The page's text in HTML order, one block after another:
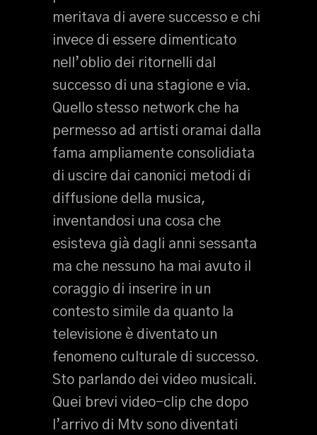
meritava di avere successo e chi
invece di essere dimenticato
nell’oblio dei ritornelli dal
successo di una stagione e via.
Quello stesso network che ha
permesso ad artisti oramai dalla
fama ampliamente consolidiata
di uscire dai canonici metodi di
diffusione della musica,
inventandosi una cosa che
esisteva già dagli anni sessanta
ma che nessuno ha mai avuto il
coraggio di inserire in un
contesto simile da quanto la
televisione è diventato un
fenomeno culturale di successo.
Sto parlando dei video musicali.
Quei brevi video-clip che dopo
l’arrivo di Mtv sono diventati